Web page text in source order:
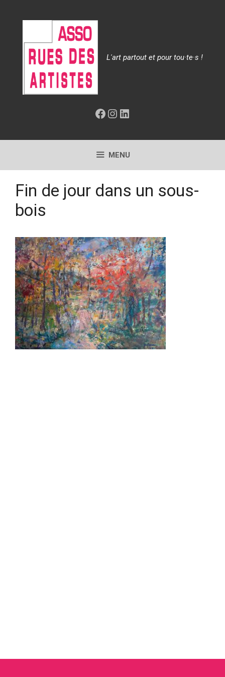
L'art partout et pour tou·te·s !
Facebook
Instagram
LinkedIn
MENU
Fin de jour dans un sous-
bois